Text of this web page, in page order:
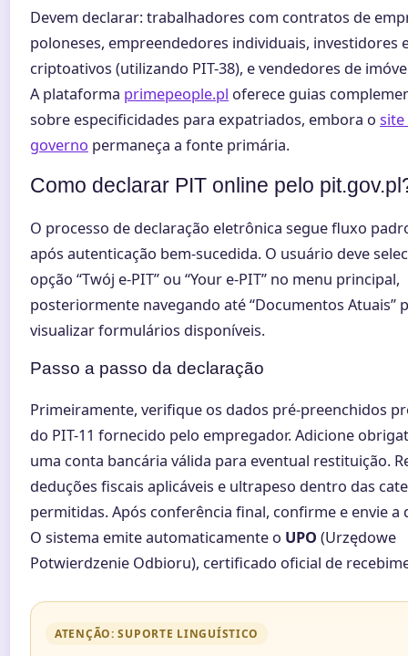
Devem declarar: trabalhadores com contratos de
poloneses, empreendedores individuais, investidores
criptoativos (utilizando PIT-38), e vendedores de
A plataforma primepeople.pl oferece guias
sobre especificidades para expatriados, embora o site
governo permaneça a fonte primária.
Como declarar PIT online pelo
O processo de declaração eletrônica segue fluxo
após autenticação bem-sucedida. O usuário deve
opção “Twój e-PIT” ou “Your e-PIT” no menu principal,
posteriormente navegando até “Documentos Atuais”
visualizar formulários disponíveis.
Passo a passo da declaração
Primeiramente, verifique os dados pré-preenchidos
do PIT-11 fornecido pelo empregador. Adicione
uma conta bancária válida para eventual restituição.
deduções fiscais aplicáveis e ultrapeso dentro das
permitidas. Após conferência final, confirme e envie a
O sistema emite automaticamente o UPO (Urzędowe
Potwierdzenie Odbioru), certificado oficial de
ATENÇÃO: SUPORTE LINGUÍSTICO